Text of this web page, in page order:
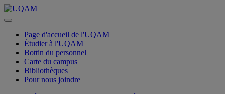
Page d'accueil de l'UQAM
Étudier à l'UQAM
Bottin du personnel
Carte du campus
Bibliothèques
Pour nous joindre